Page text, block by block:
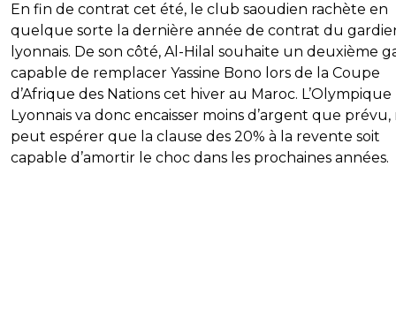
En fin de contrat cet été, le club saoudien rachète en
quelque sorte la dernière année de contrat du
lyonnais. De son côté, Al-Hilal souhaite un deuxième
capable de remplacer Yassine Bono lors de la Coupe
d’Afrique des Nations cet hiver au Maroc. L’Olympique
Lyonnais va donc encaisser moins d’argent que prévu,
peut espérer que la clause des 20% à la revente soit
capable d’amortir le choc dans les prochaines années.